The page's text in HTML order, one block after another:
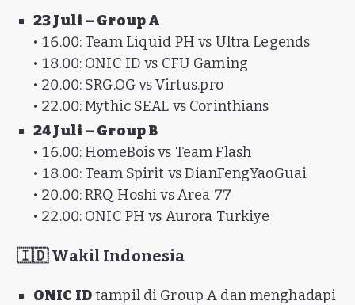
23 Juli – Group A
• 16.00: Team Liquid PH vs Ultra Legends
• 18.00: ONIC ID vs CFU Gaming
• 20.00: SRG.OG vs Virtus.pro
• 22.00: Mythic SEAL vs Corinthians
24 Juli – Group B
• 16.00: HomeBois vs Team Flash
• 18.00: Team Spirit vs DianFengYaoGuai
• 20.00: RRQ Hoshi vs Area 77
• 22.00: ONIC PH vs Aurora Turkiye
🇮🇩 Wakil Indonesia
ONIC IDtampil di Group A dan menghadapi